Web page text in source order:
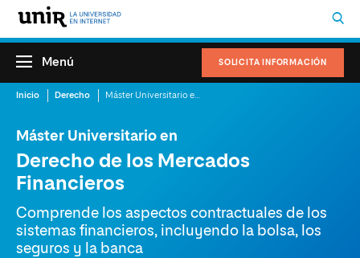
SOLICITA INFORMACIÓN
Menú
Inicio Derecho
Máster Universitario en
Derecho de los Mercados
Financieros
Comprende los aspectos contractuales de los
sistemas financieros, incluyendo la bolsa, los
seguros y la banca